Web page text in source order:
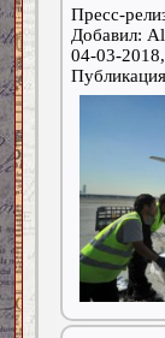
Пресс-
Добавил:
04-03-